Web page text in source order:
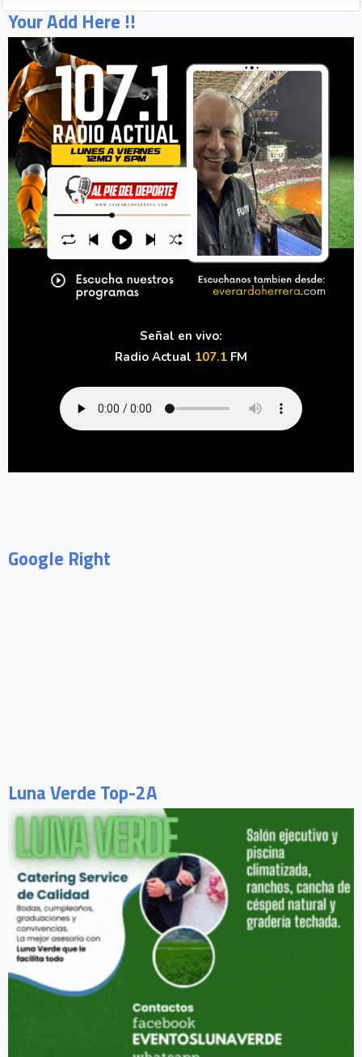
Your Add Here !!
Señal en vivo:
Radio Actual 107.1 FM
Google Right
Luna Verde Top-2A